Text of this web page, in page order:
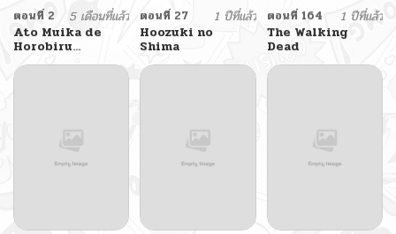
ตอนที่ 2
5 เดือนที่แล้ว
Ato Muika de
Horobiru
Gakeppuchi
Kokka no Harem
ตอนที่ 27
1 ปีที่แล้ว
Hoozuki no
Shima
ตอนที่ 164
1 ปีที่แล้ว
The Walking
Dead